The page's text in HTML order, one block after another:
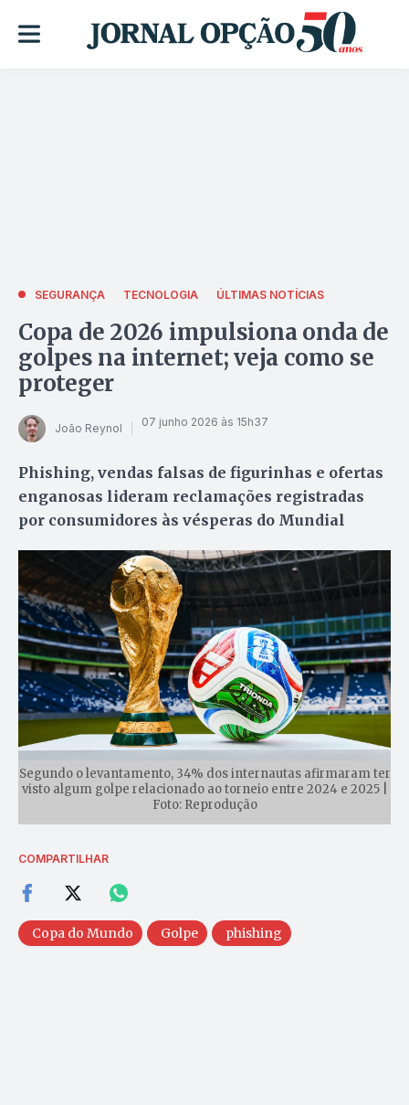
SEGURANÇA TECNOLOGIA ÚLTIMAS NOTÍCIAS
Copa de 2026 impulsiona onda de
golpes na internet; veja como se
proteger
João Reynol 07 junho 2026 às 15h37
Phishing, vendas falsas de figurinhas e ofertas
enganosas lideram reclamações registradas
por consumidores às vésperas do Mundial
Segundo o levantamento, 34% dos internautas afirmaram ter
visto algum golpe relacionado ao torneio entre 2024 e 2025 |
Foto: Reprodução
COMPARTILHAR
Copa do Mundo Golpe phishing